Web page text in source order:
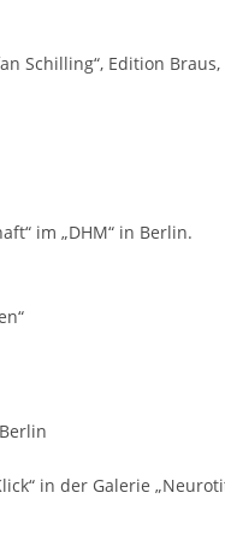
Schilling“, Edition
im „DHM“ in Berlin.
in der Galerie